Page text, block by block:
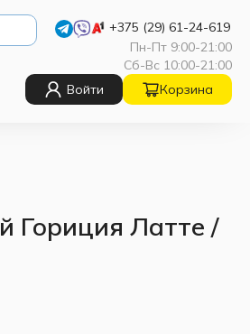
+375 (29) 61-24-619
Пн-Пт 9:00-21:00
Сб-Вс 10:00-21:00
Войти Корзина
Гориция Латте /